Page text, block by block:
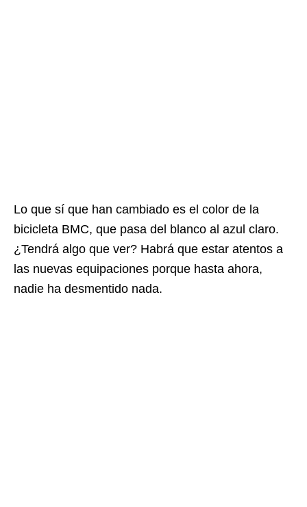
Lo que sí que han cambiado es el color de la
bicicleta BMC, que pasa del blanco al azul claro.
¿Tendrá algo que ver? Habrá que estar atentos a
las nuevas equipaciones porque hasta ahora,
nadie ha desmentido nada.